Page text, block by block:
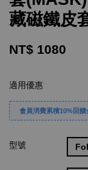
藏磁鐵皮
NT$ 1080
適用優惠
會員消費累積10%回
型號